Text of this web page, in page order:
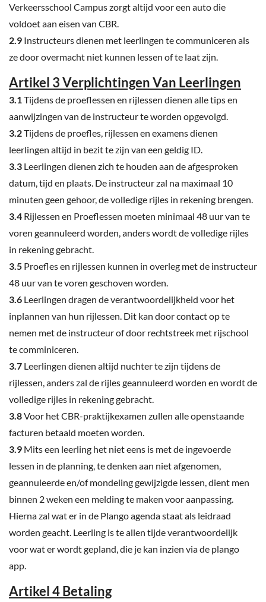
Verkeersschool Campus zorgt altijd voor een auto die
voldoet aan eisen van CBR.
2.9 Instructeurs dienen met leerlingen te communiceren als
ze door overmacht niet kunnen lessen of te laat zijn.
Artikel 3 Verplichtingen Van Leerlingen
3.1Tijdens de proeflessen en rijlessen dienen alle tips en
aanwijzingen van de instructeur te worden opgevolgd.
3.2Tijdens de proefles, rijlessen en examens dienen
leerlingen altijd in bezit te zijn van een geldig ID.
3.3 Leerlingen dienen zich te houden aan de afgesproken
datum, tijd en plaats. De instructeur zal na maximaal 10
minuten geen gehoor, de volledige rijles in rekening brengen.
3.4 Rijlessen en Proeflessen moeten minimaal 48 uur van te
voren geannuleerd worden, anders wordt de volledige rijles
in rekening gebracht.
3.5 Proefles en rijlessen kunnen in overleg met de instructeur
48 uur van te voren geschoven worden.
3.6 Leerlingen dragen de verantwoordelijkheid voor het
inplannen van hun rijlessen. Dit kan door contact op te
nemen met de instructeur of door rechtstreek met rijschool
te comminiceren.
3.7 Leerlingen dienen altijd nuchter te zijn tijdens de
rijlessen, anders zal de rijles geannuleerd worden en wordt de
volledige rijles in rekening gebracht.
3.8Voor het CBR-praktijkexamen zullen alle openstaande
facturen betaald moeten worden.
3.9 Mits een leerling het niet eens is met de ingevoerde
lessen in de planning, te denken aan niet afgenomen,
geannuleerde en/of mondeling gewijzigde lessen, dient men
binnen 2 weken een melding te maken voor aanpassing.
Hierna zal wat er in de Plango agenda staat als leidraad
worden geacht. Leerling is te allen tijde verantwoordelijk
voor wat er wordt gepland, die je kan inzien via de plango
app.
Artikel 4 Betaling